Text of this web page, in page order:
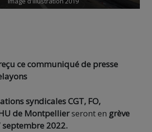
ce communiqué de presse
syndicales CGT, FO,
de Montpellierseront en grève
2022.